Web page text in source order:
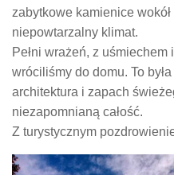
zabytkowe kamienice
niepowtarzalny klimat.
Pełni wrażeń, z
wróciliśmy do domu. To
architektura i zapach
niezapomnianą całość.
Z turystycznym